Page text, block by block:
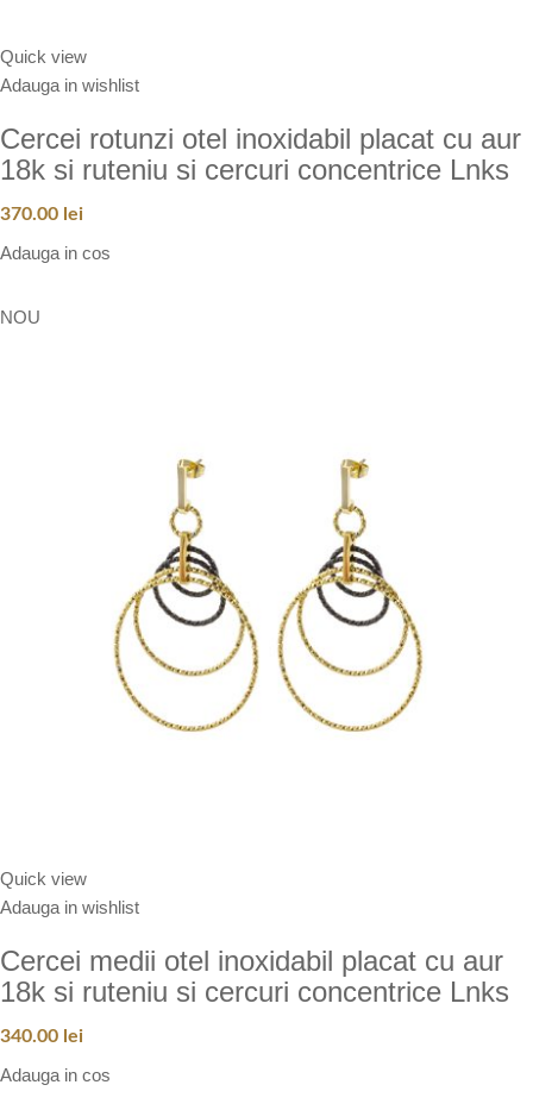
Quick view
Adauga in wishlist
Cercei rotunzi otel inoxidabil placat cu aur
18k si ruteniu si cercuri concentrice Lnks
370.00 lei
Adauga in cos
NOU
Quick view
Adauga in wishlist
Cercei medii otel inoxidabil placat cu aur
18k si ruteniu si cercuri concentrice Lnks
340.00 lei
Adauga in cos